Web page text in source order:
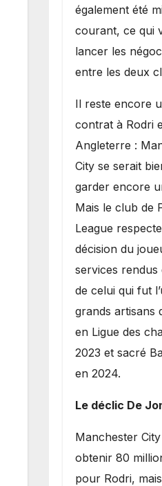
également été
courant, ce qui
lancer les
entre les deux
​Il reste encore
contrat à Rodri
Angleterre :
City se serait
garder encore
Mais le club de
League
décision du
services rendus
de celui qui fut
grands artisans
en Ligue des
2023 et sacré
en 2024.
Le déclic De
​Manchester
obtenir 80
pour Rodri,